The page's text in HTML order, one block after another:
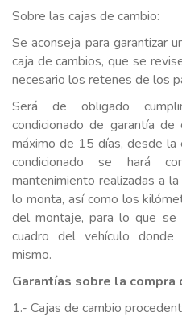
Sobre las cajas de cambio:
Se aconseja para garantizar
caja de cambios, que se
necesario los retenes de los
Será de obligado
condicionado de garantía
máximo de 15 días, desde la
condicionado se hará
mantenimiento realizadas a
lo monta, así como los
del montaje, para lo que
cuadro del vehículo
mismo.
Garantías sobre la compra
1.- Cajas de cambio